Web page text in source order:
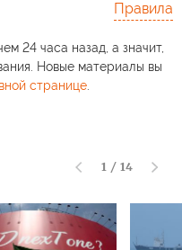
Правила
24 часа назад, а значит,
Новые материалы вы
странице.
1 / 14